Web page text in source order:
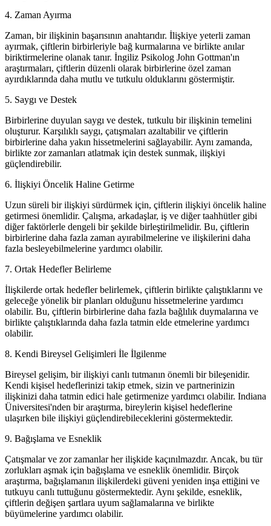
4. Zaman Ayırma
Zaman, bir ilişkinin başarısının anahtarıdır. İlişkiye yeterli zaman
ayırmak, çiftlerin birbirleriyle bağ kurmalarına ve birlikte anılar
biriktirmelerine olanak tanır. İngiliz Psikolog John Gottman'ın
araştırmaları, çiftlerin düzenli olarak birbirlerine özel zaman
ayırdıklarında daha mutlu ve tutkulu olduklarını göstermiştir.
5. Saygı ve Destek
Birbirlerine duyulan saygı ve destek, tutkulu bir ilişkinin temelini
oluşturur. Karşılıklı saygı, çatışmaları azaltabilir ve çiftlerin
birbirlerine daha yakın hissetmelerini sağlayabilir. Aynı zamanda,
birlikte zor zamanları atlatmak için destek sunmak, ilişkiyi
güçlendirebilir.
6. İlişkiyi Öncelik Haline Getirme
Uzun süreli bir ilişkiyi sürdürmek için, çiftlerin ilişkiyi öncelik haline
getirmesi önemlidir. Çalışma, arkadaşlar, iş ve diğer taahhütler gibi
diğer faktörlerle dengeli bir şekilde birleştirilmelidir. Bu, çiftlerin
birbirlerine daha fazla zaman ayırabilmelerine ve ilişkilerini daha
fazla besleyebilmelerine yardımcı olabilir.
7. Ortak Hedefler Belirleme
İlişkilerde ortak hedefler belirlemek, çiftlerin birlikte çalıştıklarını ve
geleceğe yönelik bir planları olduğunu hissetmelerine yardımcı
olabilir. Bu, çiftlerin birbirlerine daha fazla bağlılık duymalarına ve
birlikte çalıştıklarında daha fazla tatmin elde etmelerine yardımcı
olabilir.
8. Kendi Bireysel Gelişimleri İle İlgilenme
Bireysel gelişim, bir ilişkiyi canlı tutmanın önemli bir bileşenidir.
Kendi kişisel hedeflerinizi takip etmek, sizin ve partnerinizin
ilişkinizi daha tatmin edici hale getirmenize yardımcı olabilir. Indiana
Üniversitesi'nden bir araştırma, bireylerin kişisel hedeflerine
ulaşırken bile ilişkiyi güçlendirebileceklerini göstermektedir.
9. Bağışlama ve Esneklik
Çatışmalar ve zor zamanlar her ilişkide kaçınılmazdır. Ancak, bu tür
zorlukları aşmak için bağışlama ve esneklik önemlidir. Birçok
araştırma, bağışlamanın ilişkilerdeki güveni yeniden inşa ettiğini ve
tutkuyu canlı tuttuğunu göstermektedir. Aynı şekilde, esneklik,
çiftlerin değişen şartlara uyum sağlamalarına ve birlikte
büyümelerine yardımcı olabilir.